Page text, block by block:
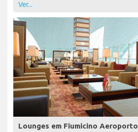
Ver...
Lounges em Fiumicino Aeroporto